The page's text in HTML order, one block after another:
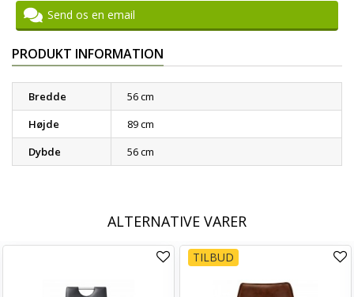
Send os en email
PRODUKT INFORMATION
Bredde
56 cm
Højde
89 cm
Dybde
56 cm
ALTERNATIVE VARER
TILBUD